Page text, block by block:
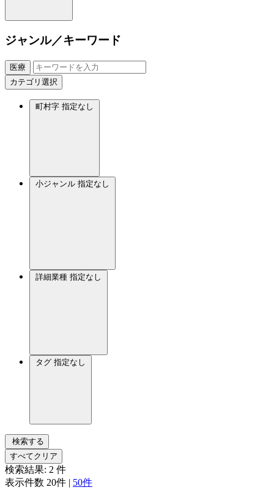
ジャンル／キーワード
医療
カテゴリ選択
町村字 指定なし
小ジャンル 指定なし
詳細業種 指定なし
タグ 指定なし
検索する
すべてクリア
検索結果: 2 件
表示件数 20件 | 50件